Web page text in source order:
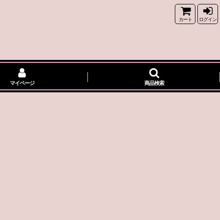
カート ログイン
マイページ 商品検索